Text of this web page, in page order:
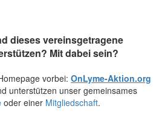
dieses vereinsgetragene
Mit dabei sein?
vorbei: OnLyme-Aktion.org
unterstützen unser gemeinsames
oder einer Mitgliedschaft.